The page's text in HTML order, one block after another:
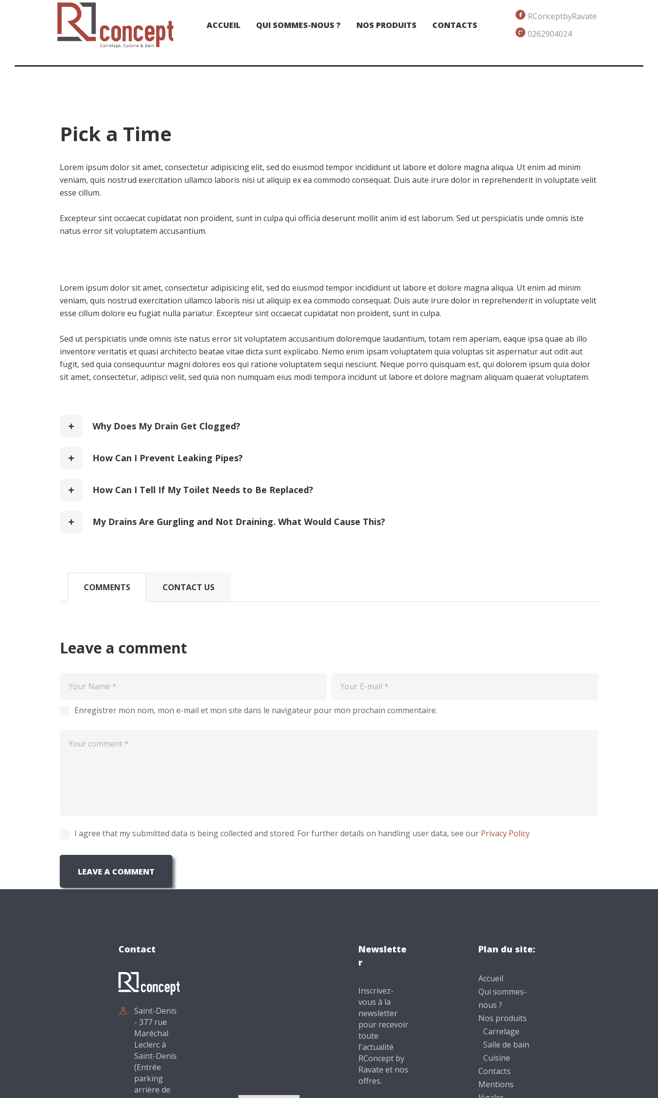
ACCUEIL QUI SOMMES-NOUS ? NOS PRODUITS CONTACTS
RConceptbyRavate
0262904024
QUI SOMMES-
Pick a Time
Lorem ipsum dolor sit amet, consectetur adipisicing elit, sed do eiusmod tempor incididunt ut labore et dolore magna aliqua. Ut enim ad minim
veniam, quis nostrud exercitation ullamco laboris nisi ut aliquip ex ea commodo consequat. Duis aute irure dolor in reprehenderit in voluptate velit
esse cillum.
Excepteur sint occaecat cupidatat non proident, sunt in culpa qui officia deserunt mollit anim id est laborum. Sed ut perspiciatis unde omnis iste
natus error sit voluptatem accusantium.
Lorem ipsum dolor sit amet, consectetur adipisicing elit, sed do eiusmod tempor incididunt ut labore et dolore magna aliqua. Ut enim ad minim
veniam, quis nostrud exercitation ullamco laboris nisi ut aliquip ex ea commodo consequat. Duis aute irure dolor in reprehenderit in voluptate velit
esse cillum dolore eu fugiat nulla pariatur. Excepteur sint occaecat cupidatat non proident, sunt in culpa.
Sed ut perspiciatis unde omnis iste natus error sit voluptatem accusantium doloremque laudantium, totam rem aperiam, eaque ipsa quae ab illo
inventore veritatis et quasi architecto beatae vitae dicta sunt explicabo. Nemo enim ipsam voluptatem quia voluptas sit aspernatur aut odit aut
fugit, sed quia consequuntur magni dolores eos qui ratione voluptatem sequi nesciunt. Neque porro quisquam est, qui dolorem ipsum quia dolor
sit amet, consectetur, adipisci velit, sed quia non numquam eius modi tempora incidunt ut labore et dolore magnam aliquam quaerat voluptatem.
Why Does My Drain Get Clogged?
How Can I Prevent Leaking Pipes?
How Can I Tell If My Toilet Needs to Be Replaced?
My Drains Are Gurgling and Not Draining. What Would Cause This?
COMMENTS CONTACT US
Leave a comment
Enregistrer mon nom, mon e-mail et mon site dans le navigateur pour mon prochain commentaire.
I agree that my submitted data is being collected and stored. For further details on handling user data, see our Privacy Policy
Contact
Saint-Denis
- 377 rue
Maréchal
Leclerc à
Saint-Denis
(Entrée
parking
arrière de
Newslette
r
Inscrivez-
vous à la
newsletter
pour recevoir
toute
l'actualité
RConcept by
Ravate et nos
offres.
Plan du site:
Accueil
Qui sommes-
nous ?
Nos produits
Carrelage
Salle de bain
Cuisine
Contacts
Mentions